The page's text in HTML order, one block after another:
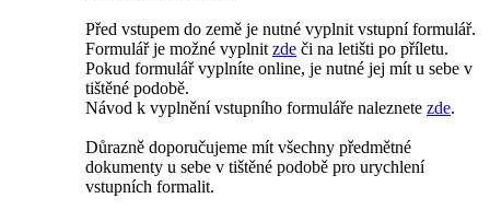
Před vstupem do země je nutné vyplnit vstupní formulář.
Formulář je možné vyplnit zde či na letišti po příletu.
Pokud formulář vyplníte online, je nutné jej mít u sebe v
tištěné podobě.
Návod k vyplnění vstupního formuláře naleznete zde.
Důrazně doporučujeme mít všechny předmětné
dokumenty u sebe v tištěné podobě pro urychlení
vstupních formalit.